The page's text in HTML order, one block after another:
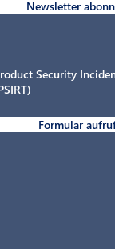
strategische
Energy
Newsletter
Security
Formular